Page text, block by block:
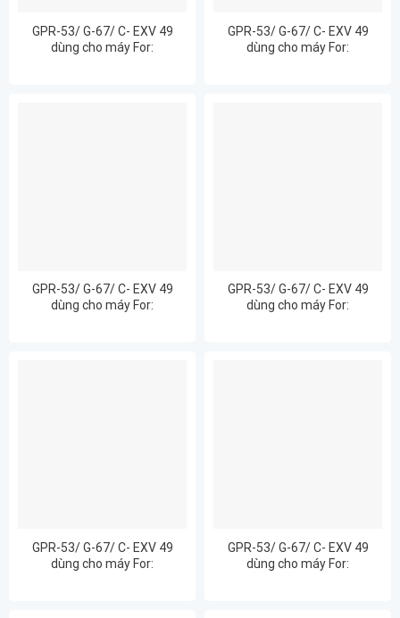
GPR-53/ G-67/ C- EXV 49
dùng cho máy For:
GPR-53/ G-67/ C- EXV 49
dùng cho máy For:
GPR-53/ G-67/ C- EXV 49
dùng cho máy For:
GPR-53/ G-67/ C- EXV 49
dùng cho máy For:
GPR-53/ G-67/ C- EXV 49
dùng cho máy For:
GPR-53/ G-67/ C- EXV 49
dùng cho máy For: